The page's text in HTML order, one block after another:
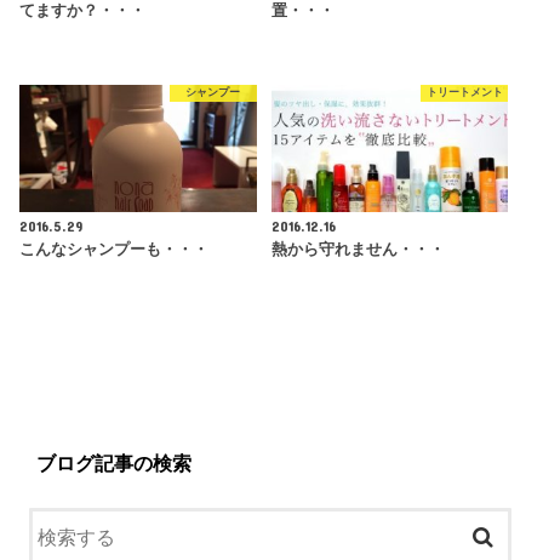
てますか？・・・
置・・・
シャンプー
2016.5.29
こんなシャンプーも・・・
トリートメント
2016.12.16
熱から守れません・・・
ブログ記事の検索